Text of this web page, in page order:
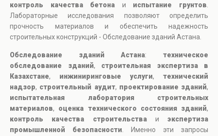
контроль качества бетона и испытание грунтов
Лабораторные исследования позволяют определить
прочность материалов и обеспечить надежность
строительных конструкций - Обследование зданий Астана.
Обследование зданий Астана:техническое
обследование зданий, строительная экспертиза в
Казахстане, инжиниринговые услуги, технический
надзор, строительный аудит, проектирование зданий,
испытательная лаборатория строительных
материалов, оценка технического состояния зданий,
контроль качества строительстваи экспертиза
промышленной безопасности . Именно эти запросы